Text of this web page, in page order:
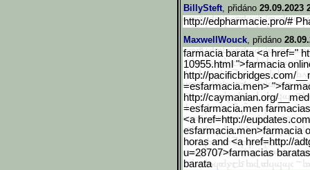
BillySteft, přidáno 29.09.2023
http://edpharmacie.pro/#
MaxwellWouck, přidáno
farmacia barata <a href="
10955.html ">farmacia
http://pacificbridges.com/
=esfarmacia.men>
http://caymanian.org/__me
=esfarmacia.men
<a href=http://
esfarmacia.men>farmacia
horas and <a href=http://
u=28707>farmacias
barata